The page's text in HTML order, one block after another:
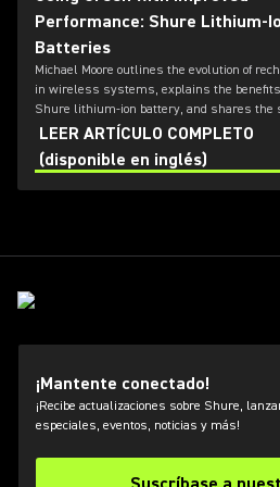
Performance: Shure Lithium-
Batteries
Michael Moore outlines the evolution of
in wireless systems, explains the
Shure lithium-ion battery, and shares the
two churches that made the switch to
wireless.
LEER ARTÍCULO COMPLETO
(disponible en inglés)
¡Mantente conectado!
¡Recibe actualizaciones sobre Shure,
especiales, eventos, noticias y más!